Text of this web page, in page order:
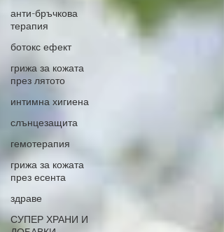
анти-бръчкова
терапия
ботокс ефект
грижа за кожата
през лятото
интимна хигиена
слънцезащита
гемотерапия
грижа за кожата
през есента
здраве
СУПЕР ХРАНИ И